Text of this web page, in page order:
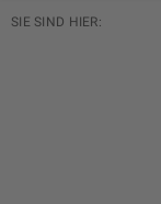
SIE SIND HIER: